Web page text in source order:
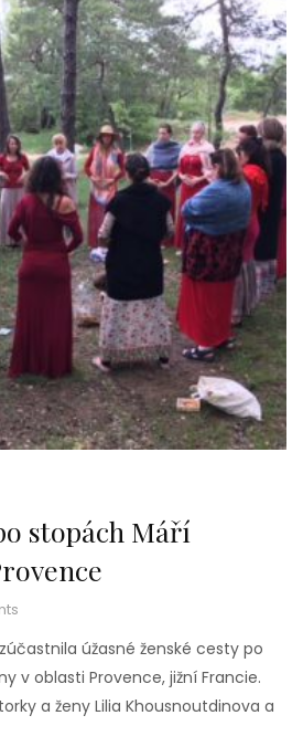
stopách Máří
úžasné ženské cesty po
v oblasti Provence, jižní Francie.
a ženy Lilia Khousnoutdinova a